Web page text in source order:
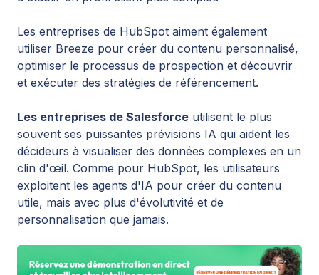
Les entreprises de HubSpot aiment également
utiliser Breeze pour créer du contenu personnalisé,
optimiser le processus de prospection et découvrir
et exécuter des stratégies de référencement.
Les entreprises de Salesforce utilisent le plus
souvent ses puissantes prévisions IA qui aident les
décideurs à visualiser des données complexes en un
clin d'œil. Comme pour HubSpot, les utilisateurs
exploitent les agents d'IA pour créer du contenu
utile, mais avec plus d'évolutivité et de
personnalisation que jamais.